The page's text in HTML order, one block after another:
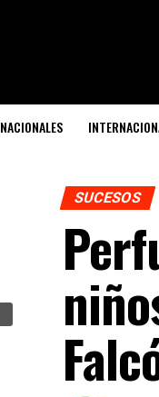
NACIONALES
SUCESOS